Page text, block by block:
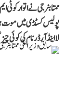
ممتا بنرجی نے اتوار کو
پولیس کسٹڈی میں موت
لا اینڈ آرڈر نام کی کوئی